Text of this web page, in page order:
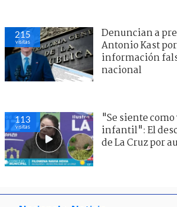
215
visitas
Denuncian a
Antonio Kast
información
nacional
113
visitas
"Se siente
infantil": El
de La Cruz por